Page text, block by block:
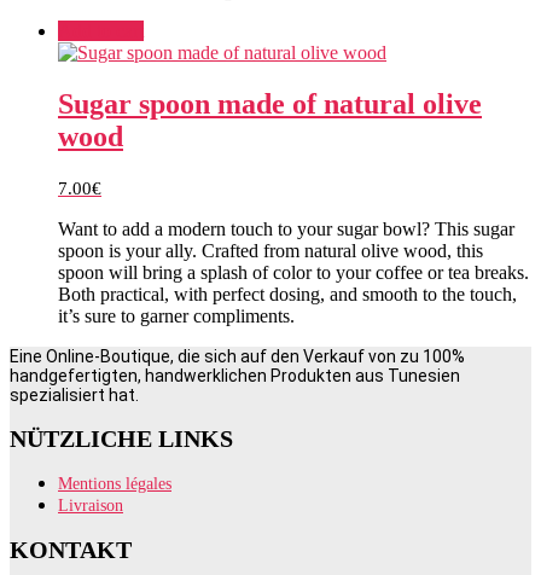
Sugar spoon made of natural olive
wood
7.00€
Want to add a modern touch to your sugar bowl? This sugar
spoon is your ally. Crafted from natural olive wood, this
spoon will bring a splash of color to your coffee or tea breaks.
Both practical, with perfect dosing, and smooth to the touch,
it’s sure to garner compliments.
Eine Online-Boutique, die sich auf den Verkauf von zu 100%
handgefertigten, handwerklichen Produkten aus Tunesien
spezialisiert hat.
NÜTZLICHE LINKS
Mentions légales
Livraison
KONTAKT